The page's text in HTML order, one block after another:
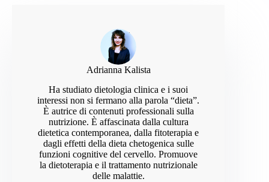
medium-chain triglycerides, Journal of Nutrition,
2002. PMID: 11880549
Henderson S.T. et al., Study of the ketogenic
agent AC-1202 in mild to moderate Alzheimer’s
disease, Nutrition & Metabolism, 2009. PMID:
19664276
Mumme K., Stonehouse W., Effects of medium-
chain triglycerides on weight loss and body
composition, Journal of the Academy of
Nutrition and Dietetics, 2015. PMID: 25636220
Adrianna Kalista
Ha studiato dietologia clinica e i suoi
interessi non si fermano alla parola “dieta”.
È autrice di contenuti professionali sulla
nutrizione. È affascinata dalla cultura
dietetica contemporanea, dalla fitoterapia e
dagli effetti della dieta chetogenica sulle
funzioni cognitive del cervello. Promuove
la dietoterapia e il trattamento nutrizionale
delle malattie.